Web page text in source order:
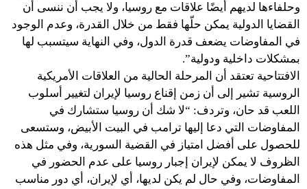
وحلفاءها لديهم أيضًا علاقات مع روسيا، ولا يجب أن ننسى أن
القضايا الدولية يمكن حلّها فقط من خلال القدرة، وعدم الوجود
في المفاوضات يضعف قدرة الدول، وفي النهاية سيتسبب لها
بمشكلات داخلية ودولية”.
الافتتاحية تعتقد أن المرحلة الحالية من العلاقات الأمريكية
الروسية تشير إلى أن زمن إقناع روسيا لإيران لتغيير أسلوب
اللعب قد حان، وتردف: “لا شك أن روسيا ستشارك في
المفاوضات التي دعا إليها ترامب في البيت الأبيض، وستسعى
للحصول على أفضل امتياز في القضية السورية، وفي مثل هذه
الظروف لا يمكن لإيران إجبار روسيا على عدم الحضور في
المفاوضات، وفي حال لم يكن لديها، أي لإيران، أي دور مناسب